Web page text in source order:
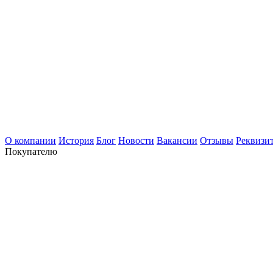
О компании История Блог Новости Вакансии Отзывы
Покупателю